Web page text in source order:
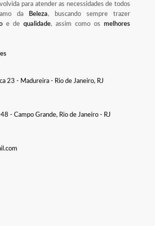
para atender as necessidades de todos
da
Beleza, buscando sempre trazer
e de qualidade, assim como os melhores
23 - Madureira - Rio de Janeiro, RJ
- Campo Grande, Rio de Janeiro - RJ